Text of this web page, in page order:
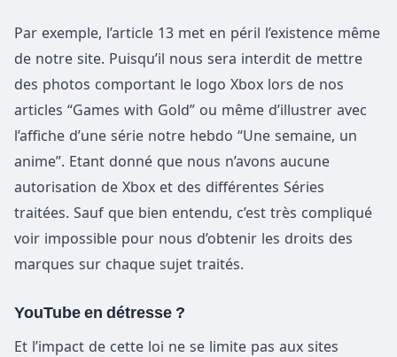
Par exemple, l’article 13 met en péril l’existence même
de notre site. Puisqu’il nous sera interdit de mettre
des photos comportant le logo Xbox lors de nos
articles “Games with Gold” ou même d’illustrer avec
l’affiche d’une série notre hebdo “Une semaine, un
anime”. Etant donné que nous n’avons aucune
autorisation de Xbox et des différentes Séries
traitées. Sauf que bien entendu, c’est très compliqué
voir impossible pour nous d’obtenir les droits des
marques sur chaque sujet traités.
YouTube en détresse ?
Et l’impact de cette loi ne se limite pas aux sites